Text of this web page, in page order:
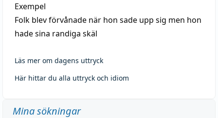
Exempel
Folk blev förvånade när hon sade upp sig men hon
hade sina randiga skäl
Läs mer om dagens uttryck
Här hittar du alla uttryck och idiom
Mina sökningar